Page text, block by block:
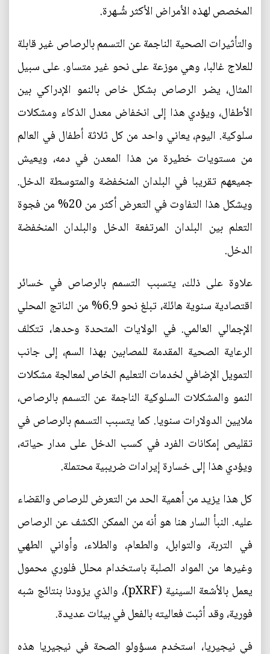
المخصص لهذه الأمراض الأكثر شُـهرة.
والتأثيرات الصحية الناجمة عن التسمم بالرصاص غير قابلة
للعلاج غالبا، وهي موزعة على نحو غير متساو. على سبيل
المثال، يضر الرصاص بشكل خاص بالنمو الإدراكي بين
الأطفال، ويؤدي هذا إلى انخفاض معدل الذكاء ومشكلات
سلوكية. اليوم، يعاني واحد من كل ثلاثة أطفال في العالم
من مستويات خطيرة من هذا المعدن في دمه، ويعيش
جميعهم تقريبا في البلدان المنخفضة والمتوسطة الدخل.
ويشكل هذا التفاوت في التعرض أكثر من 20% من فجوة
التعلم بين البلدان المرتفعة الدخل والبلدان المنخفضة
الدخل.
علاوة على ذلك، يتسبب التسمم بالرصاص في خسائر
اقتصادية سنوية هائلة، تبلغ نحو 6.9% من الناتج المحلي
الإجمالي العالمي. في الولايات المتحدة وحدها، تتكلف
الرعاية الصحية المقدمة للمصابين بهذا السم، إلى جانب
التمويل الإضافي لخدمات التعليم الخاص لمعالجة مشكلات
النمو والمشكلات السلوكية الناجمة عن التسمم بالرصاص،
ملايين الدولارات سنويا. كما يتسبب التسمم بالرصاص في
تقليص إمكانات الفرد في كسب الدخل على مدار حياته،
ويؤدي هذا إلى خسارة إيرادات ضريبية محتملة.
كل هذا يزيد من أهمية الحد من التعرض للرصاص والقضاء
عليه. النبأ السار هنا هو أنه من الممكن الكشف عن الرصاص
في التربة، والتوابل، والطعام، والطلاء، وأواني الطهي
وغيرها من المواد الصلبة باستخدام محلل فلوري محمول
يعمل بالأشعة السينية (pXRF)، والذي يزودنا بنتائج شبه
فورية، وقد أثبت فعاليته بالفعل في بيئات عديدة.
في نيجيريا، استخدم مسؤولو الصحة في نيجيريا هذه